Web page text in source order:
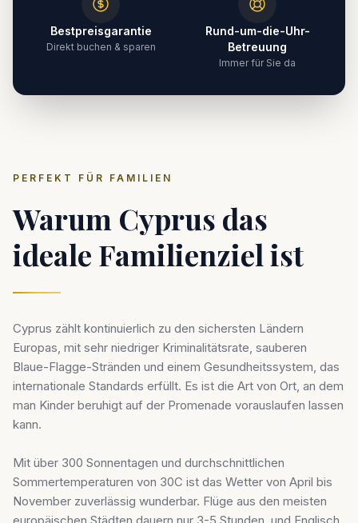
Bestpreisgarantie
Direkt buchen & sparen
Rund-um-die-Uhr-
Betreuung
Immer für Sie da
PERFEKT FÜR FAMILIEN
Warum Cyprus das
ideale Familienziel ist
Cyprus zählt kontinuierlich zu den sichersten Ländern
Europas, mit sehr niedriger Kriminalitätsrate, sauberen
Blaue-Flagge-Stränden und einem Gesundheitssystem, das
internationale Standards erfüllt. Es ist die Art von Ort, an dem
man Kinder beruhigt auf der Promenade vorauslaufen lassen
kann.
Mit über 300 Sonnentagen und durchschnittlichen
Sommertemperaturen von 30C ist das Wetter von April bis
November zuverlässig wunderbar. Flüge aus den meisten